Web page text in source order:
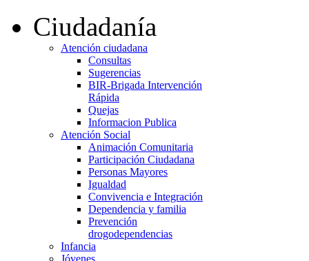
Ciudadanía
Atención ciudadana
Consultas
Sugerencias
BIR-Brigada Intervención
Rápida
Quejas
Informacion Publica
Atención Social
Animación Comunitaria
Participación Ciudadana
Personas Mayores
Igualdad
Convivencia e Integración
Dependencia y familia
Prevención
drogodependencias
Infancia
Jóvenes